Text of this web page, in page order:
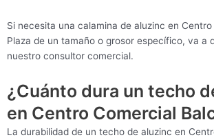
Si necesita una calamina de aluzinc en
Plaza de un tamaño o grosor específico, va a
nuestro consultor comercial.
¿Cuánto dura un techo
en Centro Comercial
La durabilidad de un techo de aluzinc en